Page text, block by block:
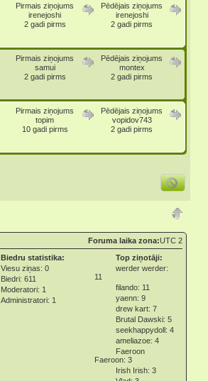
Pēdējais ziņojums
irenejoshi
2 gadi pirms
Pirmais ziņojums
irenejoshi
2 gadi pirms
Pēdējais ziņojums
montex
2 gadi pirms
Pirmais ziņojums
samui
2 gadi pirms
Pēdējais ziņojums
vopidov743
2 gadi pirms
Pirmais ziņojums
topim
10 gadi pirms
Foruma laika zona:UTC 2
Top ziņotāji:
werder werder:
11
filando: 11
yaenn: 9
drew kart: 7
Brutal Dawski: 5
seekhappydoll: 4
ameliazoe: 4
Faeroon
Faeroon: 3
Irish Irish: 3
Biedru statistika:
Viesu ziņas: 0
Biedri: 611
Moderatori: 1
Administratori: 1